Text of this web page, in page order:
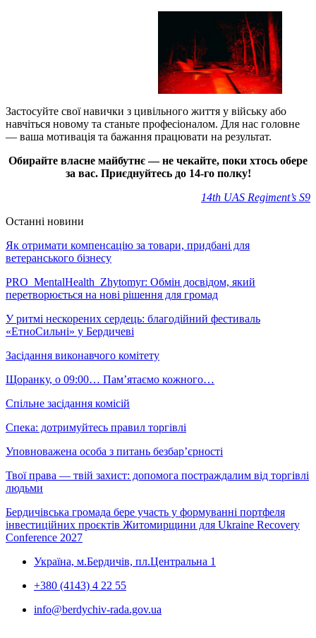
Застосуйте свої навички з цивільного життя у війську або
навчіться новому та станьте професіоналом. Для нас головне
— ваша мотивація та бажання працювати на результат.
Обирайте власне майбутнє — не чекайте, поки хтось обере
за вас. Приєднуйтесь до 14-го полку!
14th UAS Regiment’s S9
Останні новини
Як отримати компенсацію за товари, придбані для
ветеранського бізнесу
PRO_MentalHealth_Zhytomyr: Обмін досвідом, який
перетворюється на нові рішення для громад
У ритмі нескорених сердець: благодійний фестиваль
«ЕтноСильні» у Бердичеві
Засідання виконавчого комітету
Щоранку, о 09:00… Пам’ятаємо кожного…
Спільне засідання комісій
Спека: дотримуйтесь правил торгівлі
Уповноважена особа з питань безбар’єрності
Твої права — твій захист: допомога постраждалим від торгівлі
людьми
Бердичівська громада бере участь у формуванні портфеля
інвестиційних проєктів Житомирщини для Ukraine Recovery
Conference 2027
Україна, м.Бердичів, пл.Центральна 1
+380 (4143) 4 22 55
info@berdychiv-rada.gov.ua